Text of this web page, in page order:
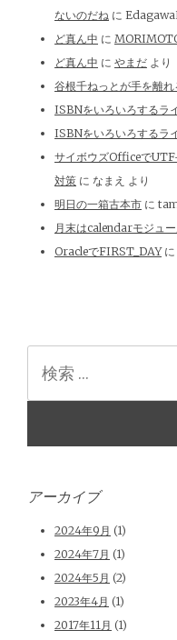
ないのだね に
ど真ん中 に
ど真ん中 に やまだ より
谷根千ねっとが手を離
ISBNをいろいろするラ
ISBNをいろいろするラ
サイボウズOfficeで
対策 に なまえ より
明日の一箱古本市 に
月末はcalendarモジュ
OracleでFIRST_DAYに
アーカイブ
2024年9月 (1)
2024年7月 (1)
2024年5月 (2)
2023年4月 (1)
2017年11月 (1)